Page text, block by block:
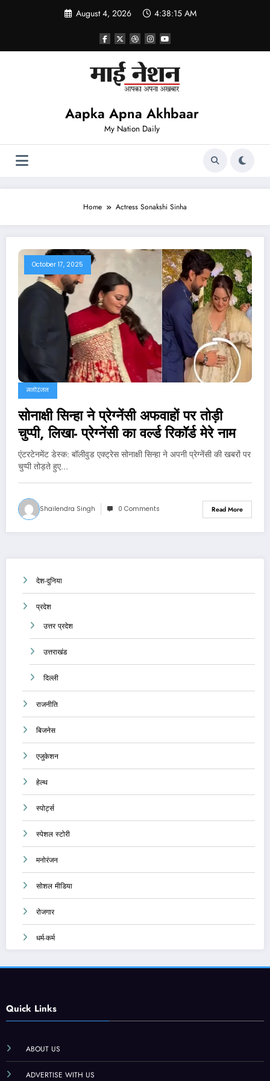
August 4, 2026 4:38:15 AM
Aapka Apna Akhbaar
My Nation Daily
Home Actress Sonakshi Sinha
October 17, 2025
मनोरंजन
सोनाक्षी सिन्हा ने प्रेग्नेंसी अफवाहों पर तोड़ी
चुप्पी, लिखा- प्रेग्नेंसी का वर्ल्ड रिकॉर्ड मेरे नाम
एंटरटेनमेंट डेस्‍क: बॉलीवुड एक्ट्रेस सोनाक्षी सिन्हा ने अपनी प्रेग्नेंसी की खबरों पर
चुप्पी तोड़ते हुए…
Shailendra Singh 0 Comments Read More
देश-दुनिया
प्रदेश
उत्तर प्रदेश
उत्तराखंड
दिल्ली
राजनीति
बिजनेस
एजुकेशन
हेल्थ
स्पोर्ट्स
स्पेशल स्टोरी
मनोरंजन
सोशल मीडिया
रोजगार
धर्म-कर्म
Quick Links
ABOUT US
ADVERTISE WITH US